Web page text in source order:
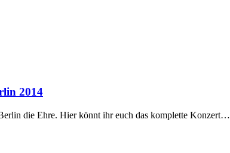
2014
die Ehre. Hier könnt ihr euch das komplette Konzert…